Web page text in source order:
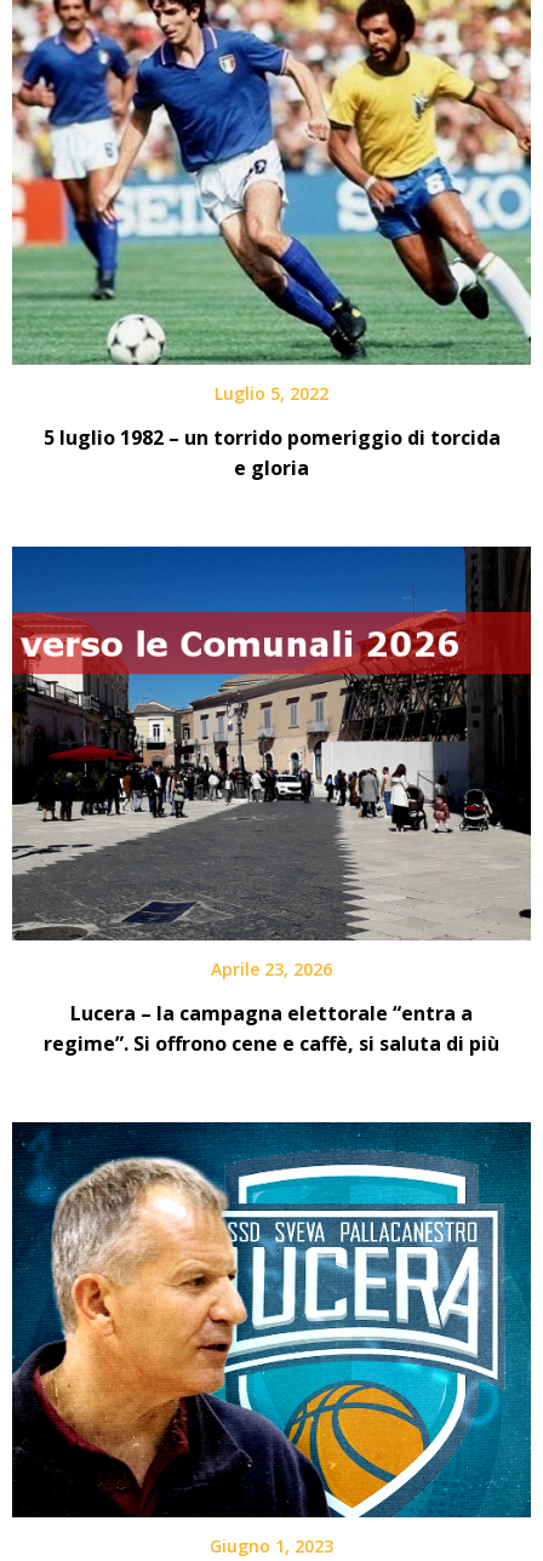
Luglio 5, 2022
5 luglio 1982 – un torrido pomeriggio di torcida
e gloria
Aprile 23, 2026
Lucera – la campagna elettorale “entra a
regime”. Si offrono cene e caffè, si saluta di più
Giugno 1, 2023